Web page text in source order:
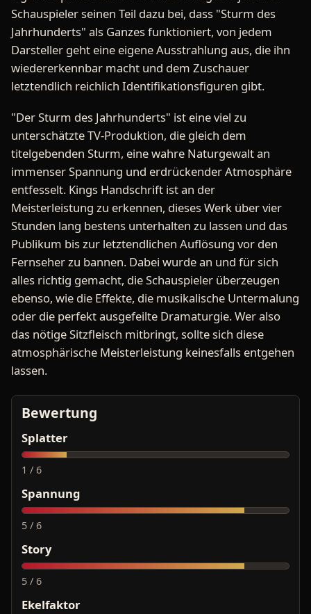
Schauspieler seinen Teil dazu bei, dass "Sturm des
Jahrhunderts" als Ganzes funktioniert, von jedem
Darsteller geht eine eigene Ausstrahlung aus, die ihn
wiedererkennbar macht und dem Zuschauer
letztendlich reichlich Identifikationsfiguren gibt.
"Der Sturm des Jahrhunderts" ist eine viel zu
unterschätzte TV-Produktion, die gleich dem
titelgebenden Sturm, eine wahre Naturgewalt an
immenser Spannung und erdrückender Atmosphäre
entfesselt. Kings Handschrift ist an der
Meisterleistung zu erkennen, dieses Werk über vier
Stunden lang bestens unterhalten zu lassen und das
Publikum bis zur letztendlichen Auflösung vor den
Fernseher zu bannen. Dabei wurde an und für sich
alles richtig gemacht, die Schauspieler überzeugen
ebenso, wie die Effekte, die musikalische Untermalung
oder die perfekt ausgefeilte Dramaturgie. Wer also
das nötige Sitzfleisch mitbringt, sollte sich diese
atmosphärische Meisterleistung keinesfalls entgehen
lassen.
Bewertung
Splatter
1 / 6
Spannung
5 / 6
Story
5 / 6
Ekelfaktor